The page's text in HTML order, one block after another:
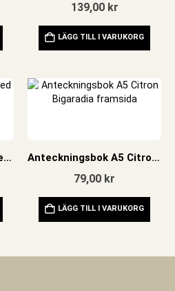
139,00 kr
LÄGG TILL I VARUKORG
Vattenfärg 12 färger med pensel Anteckningsbok A5 Citron Bigaradia
79,00 kr
LÄGG TILL I VARUKORG